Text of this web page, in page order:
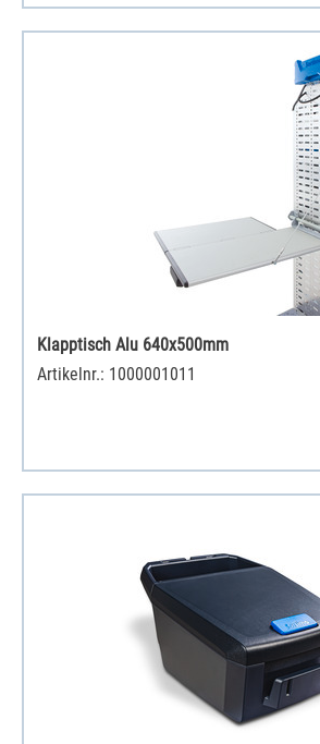
Klapptisch Alu 640x500mm
Artikelnr.: 1000001011